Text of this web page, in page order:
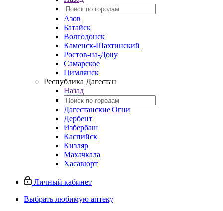
Азов
Батайск
Волгодонск
Каменск-Шахтинский
Ростов-на-Дону
Самарское
Цимлянск
Республика Дагестан
Назад
Дагестанские Огни
Дербент
Избербаш
Каспийск
Кизляр
Махачкала
Хасавюрт
Личный кабинет
Выбрать любимую аптеку